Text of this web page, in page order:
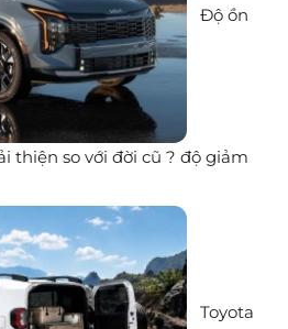
Độ ồn
thiện so với đời cũ ? độ giảm
Toyota